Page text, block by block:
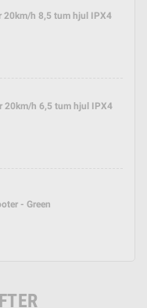
20km/h 8,5 tum hjul IPX4
20km/h 6,5 tum hjul IPX4
- Green